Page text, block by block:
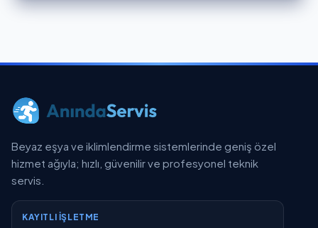
Beyaz eşya ve iklimlendirme sistemlerinde geniş özel
hizmet ağıyla; hızlı, güvenilir ve profesyonel teknik
servis.
KAYITLI İŞLETME